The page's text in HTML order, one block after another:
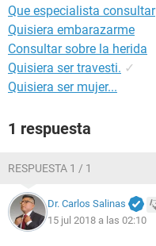
Que especialista consultar
Quisiera embarazarme
Consultar sobre la herida
Quisiera ser travesti. ✓
Quisiera ser mujer...
1 respuesta
RESPUESTA 1 / 1
Dr. Carlos Salinas
15 jul 2018 a las 02:10